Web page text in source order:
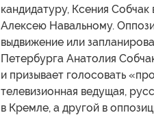
кандидатуру, Ксения
Алексею Навальному.
выдвижение или
Петербурга Анатолия
и призывает голосовать
телевизионная ведущая,
в Кремле, а другой в